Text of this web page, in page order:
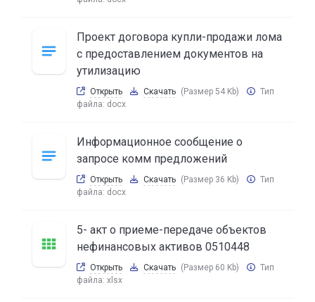
Проект договора купли-продажи лома
с предоставлением документов на
утилизацию
Открыть Скачать (Размер 54 Kb)
Тип
файла: docx
Информационное сообщение о
запросе комм предложений
Открыть Скачать (Размер 36 Kb)
Тип
файла: docx
5- акт о приеме-передаче объектов
нефинансовых активов 0510448
Открыть Скачать (Размер 60 Kb)
Тип
файла: xlsx